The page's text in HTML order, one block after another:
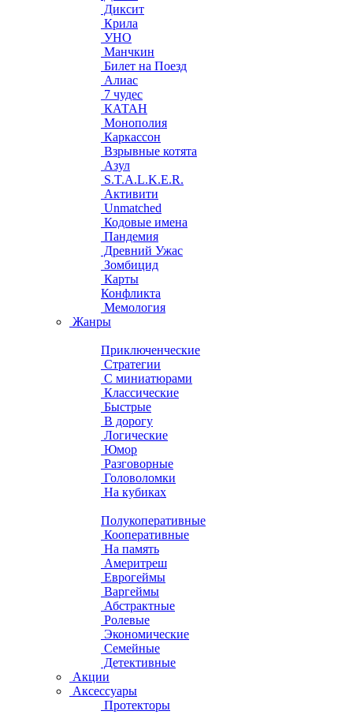
Диксит
Крила
УНО
Манчкин
Билет на Поезд
Алиас
7 чудес
КАТАН
Монополия
Каркассон
Взрывные котята
Азул
S.T.A.L.K.E.R.
Активити
Unmatched
Кодовые имена
Пандемия
Древний Ужас
Зомбицид
Карты
Конфликта
Мемология
Жанры
Приключенческие
Стратегии
С миниатюрами
Классические
Быстрые
В дорогу
Логические
Юмор
Разговорные
Головоломки
На кубиках
Полукоперативные
Кооперативные
На память
Америтреш
Еврогеймы
Варгеймы
Абстрактные
Ролевые
Экономические
Семейные
Детективные
Акции
Аксессуары
Протекторы